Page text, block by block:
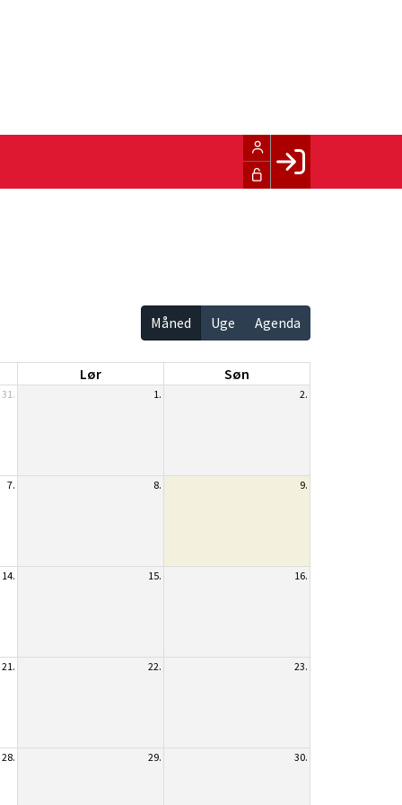
LOG IND
Måned Uge Agenda
Lør Søn
31. 1. 2.
7. 8. 9.
14. 15. 16.
21. 22. 23.
28. 29. 30.